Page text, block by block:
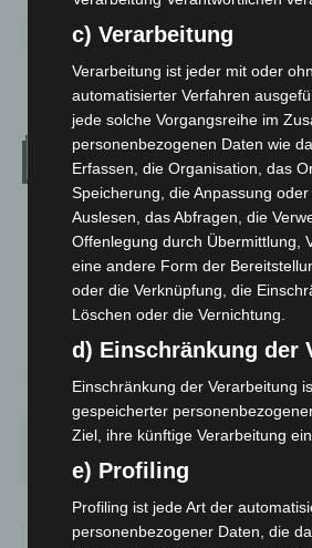
Wetter
LANGENHAGEN
Mäßig Bewölkt
13.5°C
79% 1.8m/s
SO.
33°
MO.
27°
DI.
c) Verarbeitung
Verarbeitung ist jeder mit oder
automatisierter Verfahren
jede solche Vorgangsreihe im
personenbezogenen Daten wie
Erfassen, die Organisation, das
Speicherung, die Anpassung
Auslesen, das Abfragen, die
Offenlegung durch Übermittlung,
eine andere Form der
oder die Verknüpfung, die
Löschen oder die Vernichtung.
d) Einschränkung der
Einschränkung der Verarbeitung
gespeicherter
Ziel, ihre künftige Verarbeitung
e) Profiling
Profiling ist jede Art der
personenbezogener Daten, die